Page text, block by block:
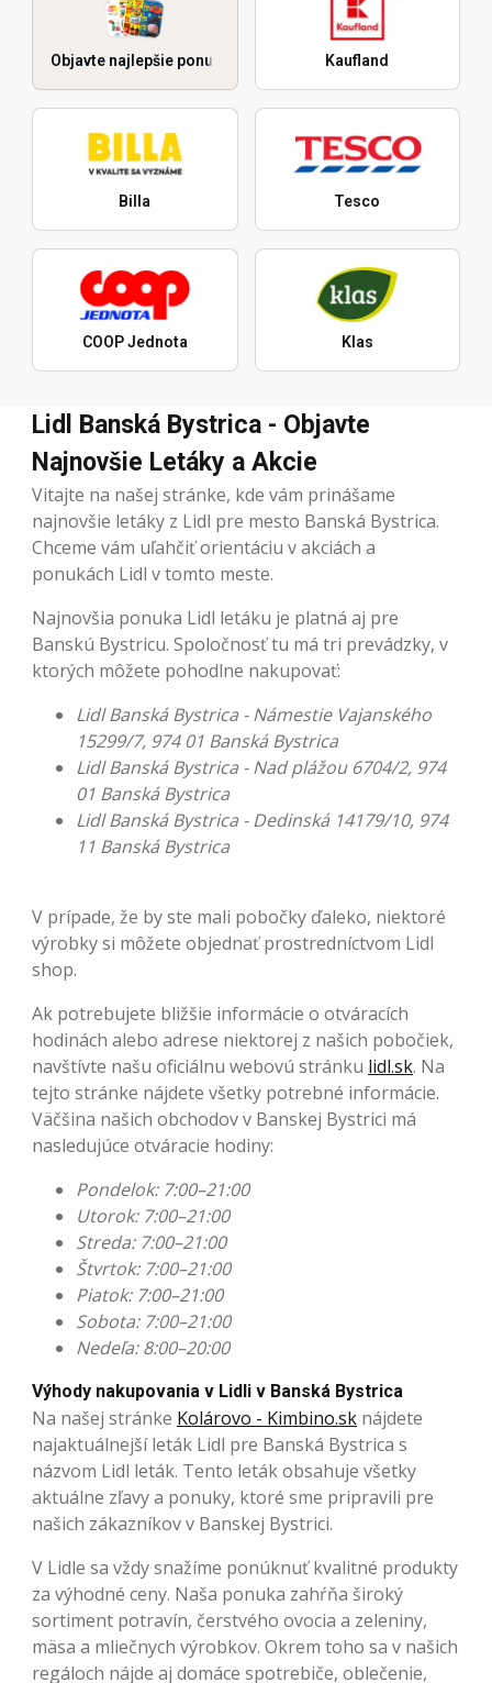
Objavte najlepšie ponuky Kaufland
Billa Tesco
COOP Jednota Klas
Lidl Banská Bystrica - Objavte
Najnovšie Letáky a Akcie
Vitajte na našej stránke, kde vám prinášame
najnovšie letáky z Lidl pre mesto Banská Bystrica.
Chceme vám uľahčiť orientáciu v akciách a
ponukách Lidl v tomto meste.
Najnovšia ponuka Lidl letáku je platná aj pre
Banskú Bystricu. Spoločnosť tu má tri prevádzky, v
ktorých môžete pohodlne nakupovať:
Lidl Banská Bystrica - Námestie Vajanského
15299/7, 974 01 Banská Bystrica
Lidl Banská Bystrica - Nad plážou 6704/2, 974
01 Banská Bystrica
Lidl Banská Bystrica - Dedinská 14179/10, 974
11 Banská Bystrica
V prípade, že by ste mali pobočky ďaleko, niektoré
výrobky si môžete objednať prostredníctvom Lidl
shop.
Ak potrebujete bližšie informácie o otváracích
hodinách alebo adrese niektorej z našich pobočiek,
navštívte našu oficiálnu webovú stránku lidl.sk. Na
tejto stránke nájdete všetky potrebné informácie.
Väčšina našich obchodov v Banskej Bystrici má
nasledujúce otváracie hodiny:
Pondelok: 7:00–21:00
Utorok: 7:00–21:00
Streda: 7:00–21:00
Štvrtok: 7:00–21:00
Piatok: 7:00–21:00
Sobota: 7:00–21:00
Nedeľa: 8:00–20:00
Výhody nakupovania v Lidli v Banská Bystrica
Na našej stránke Kolárovo - Kimbino.sk nájdete
najaktuálnejší leták Lidl pre Banská Bystrica s
názvom Lidl leták. Tento leták obsahuje všetky
aktuálne zľavy a ponuky, ktoré sme pripravili pre
našich zákazníkov v Banskej Bystrici.
V Lidle sa vždy snažíme ponúknuť kvalitné produkty
za výhodné ceny. Naša ponuka zahŕňa široký
sortiment potravín, čerstvého ovocia a zeleniny,
mäsa a mliečnych výrobkov. Okrem toho sa v našich
regáloch nájde aj domáce spotrebiče, oblečenie,